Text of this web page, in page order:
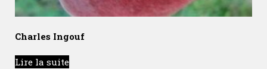
Charles Ingouf
Lire la suite